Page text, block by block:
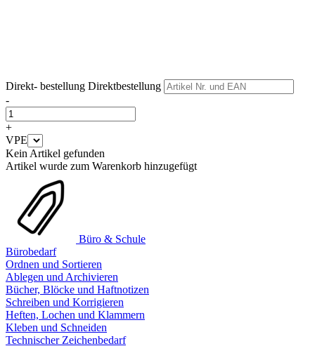
Direkt- bestellung Direktbestellung
-
+
VPE
Kein Artikel gefunden
Artikel wurde zum Warenkorb hinzugefügt
Büro & Schule
Bürobedarf
Ordnen und Sortieren
Ablegen und Archivieren
Bücher, Blöcke und Haftnotizen
Schreiben und Korrigieren
Heften, Lochen und Klammern
Kleben und Schneiden
Technischer Zeichenbedarf